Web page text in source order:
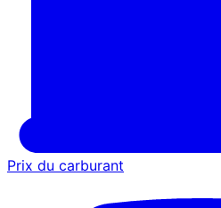
Prix du carburant